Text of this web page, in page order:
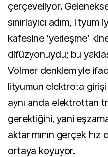
çerçeveliyor.
sınırlayıcı adım, lityum
kafesine ‘yerleşme’
difüzyonuydu; bu
Volmer denklemiyle
lityumun elektrota girişi
aynı anda elektrottan
gerektiğini, yani
aktarımının gerçek
ortaya koyuyor.